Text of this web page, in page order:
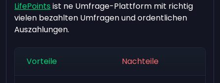
LifePoints ist ne Umfrage-Plattform mit richtig
vielen bezahlten Umfragen und ordentlichen
Auszahlungen.
Vorteile Nachteile